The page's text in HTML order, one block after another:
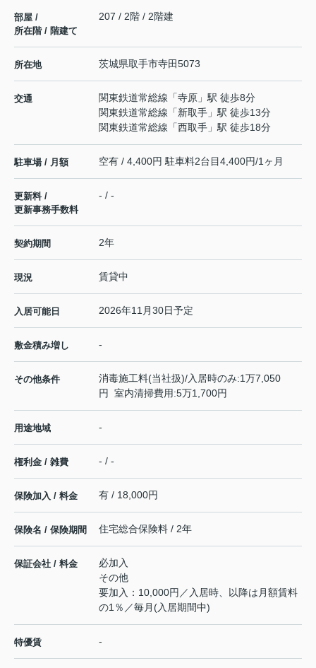
部屋 /
所在階 / 階建て
207 / 2階 / 2階建
所在地 茨城県取手市寺田5073
交通 関東鉄道常総線 「寺原 」駅 徒歩8分
関東鉄道常総線 「新取手 」駅 徒歩13分
関東鉄道常総線 「西取手 」駅 徒歩18分
駐車場 / 月額 空有 / 4,400円 駐車料2台目4,400円/1ヶ月
更新料 /
更新事務手数料
- / -
契約期間 2年
現況 賃貸中
入居可能日 2026年11月30日予定
敷金積み増し -
その他条件
消毒施工料(当社扱)/入居時のみ:1万7,050
円 室内清掃費用:5万1,700円
用途地域 -
権利金 / 雑費 - / -
保険加入 / 料金 有 / 18,000円
保険名 / 保険期間 住宅総合保険料 / 2年
保証会社 / 料金
必加入
その他
要加入：10,000円／入居時、以降は月額賃料
の1％／毎月(入居期間中)
特優賃 -